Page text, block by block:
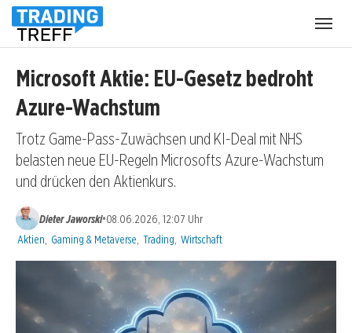
Microsoft Aktie: EU-Gesetz bedroht
Azure-Wachstum
Trotz Game-Pass-Zuwächsen und KI-Deal mit NHS
belasten neue EU-Regeln Microsofts Azure-Wachstum
und drücken den Aktienkurs.
Dieter Jaworski•08.06.2026, 12:07 Uhr
Kategorien:
Aktien Gaming & Metaverse Trading Wirtschaft